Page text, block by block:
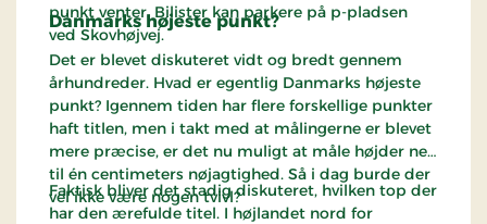
punkt venter. Bilister kan parkere på p-pladsen
ved Skovhøjvej.
Danmarks højeste punkt?
Det er blevet diskuteret vidt og bredt gennem
århundreder. Hvad er egentlig Danmarks højeste
punkt? Igennem tiden har flere forskellige punkter
haft titlen, men i takt med at målingerne er blevet
mere præcise, er det nu muligt at måle højder ned
til én centimeters nøjagtighed. Så i dag burde der
vel ikke være nogen tvivl?
Faktisk bliver det stadig diskuteret, hvilken top der
har den ærefulde titel. I højlandet nord for